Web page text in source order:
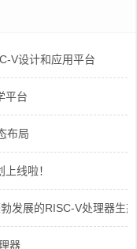
V设计和应用平台
平台
布局
线啦！
展的RISC-V处理器生态
器